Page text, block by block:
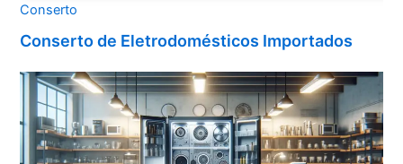
Conserto
Conserto de Eletrodomésticos Importados